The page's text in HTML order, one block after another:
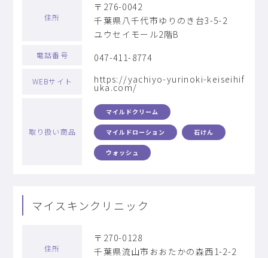
住所
〒276-0042
千葉県八千代市ゆりのき台3-5-2
ユウセイモール2階B
電話番号 047-411-8774
WEBサイト https://yachiyo-yurinoki-keiseihif
uka.com/
取り扱い商品
マイルドクリーム
マイルドローション 石けん
ウォッシュ
マイスキンクリニック
住所
〒270-0128
千葉県流山市おおたかの森西1-2-2